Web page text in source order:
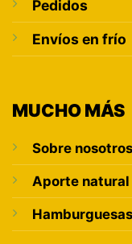
Pedidos
Envíos en frío
MUCHO MÁS
Sobre nosotros
Aporte natural